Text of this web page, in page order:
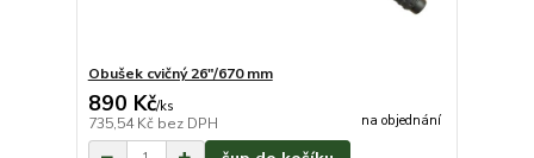
Obušek cvičný 26"/670 mm
890 Kč/ks
735,54 Kč bez DPH na objednání